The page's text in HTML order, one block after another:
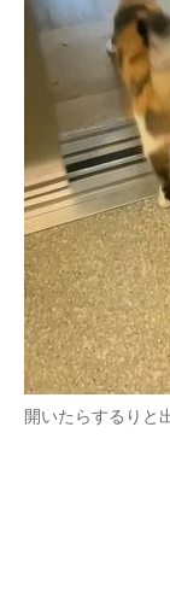
開いたらするりと